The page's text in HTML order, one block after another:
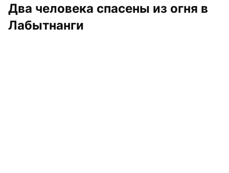
Два человека спасены из огня в
Лабытнанги